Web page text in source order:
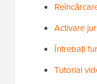
Activare
Întrebați
Tutorial